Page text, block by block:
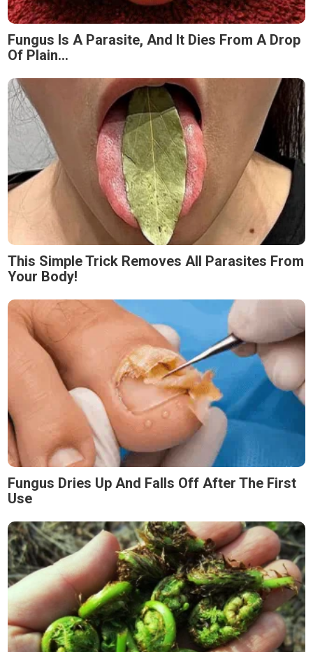
Fungus Is A Parasite, And It Dies From A Drop
Of Plain...
This Simple Trick Removes All Parasites From
Your Body!
Fungus Dries Up And Falls Off After The First
Use